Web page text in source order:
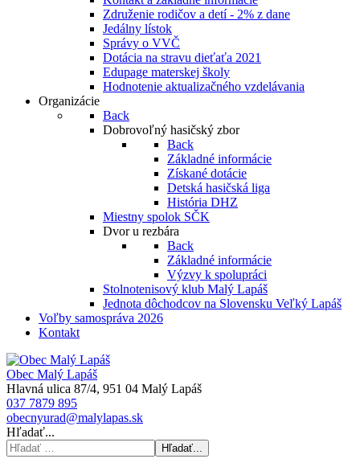
Združenie rodičov a detí - 2% z dane
Jedálny lístok
Správy o VVČ
Dotácia na stravu dieťaťa 2021
Edupage materskej školy
Hodnotenie aktualizačného vzdelávania
Organizácie
Back
Dobrovoľný hasičský zbor
Back
Základné informácie
Získané dotácie
Detská hasičská liga
História DHZ
Miestny spolok SČK
Dvor u rezbára
Back
Základné informácie
Výzvy k spolupráci
Stolnotenisový klub Malý Lapáš
Jednota dôchodcov na Slovensku Veľký Lapáš
Voľby samospráva 2026
Kontakt
Obec Malý Lapáš
Hlavná ulica 87/4, 951 04 Malý Lapáš
037 7879 895
obecnyurad@malylapas.sk
Hľadať...
Hľadať...